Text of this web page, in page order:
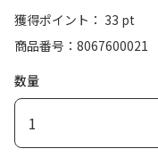
獲得ポイント： 33 pt
商品番号
8067600021
数量
1